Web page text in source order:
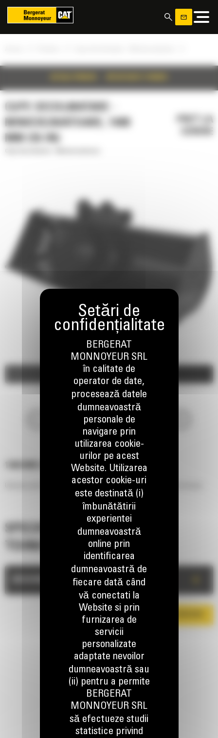
CUPE DECOLMATARE -
MINIEXCAVATOARE, 1400
MM (55 IN)
SPECIFICATII
TEHNICE
TINEM LEGATURA
Panoul de gestionare a panourilor cookie
BERGERAT
MONNOYEUR SRL
în calitate de
operator de date,
procesează datele
dumneavoastră
personale de
navigare prin
utilizarea cookie-
urilor pe acest
Website. Utilizarea
acestor cookie-uri
este destinată (i)
îmbunătătirii
experientei
dumneavoastră
online prin
identificarea
dumneavoastră de
fiecare dată când
vă conectati la
Website si prin
furnizarea de
servicii
personalizate
adaptate nevoilor
dumneavoastră sau
(ii) pentru a permite
BERGERAT
MONNOYEUR SRL
să efectueze studii
statistice privind